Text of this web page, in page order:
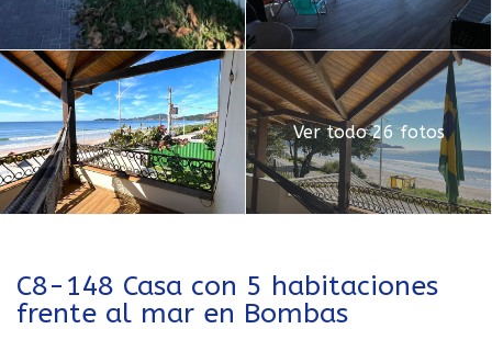
Ver todo 26 fotos
C8-148 Casa con 5 habitaciones
frente al mar en Bombas